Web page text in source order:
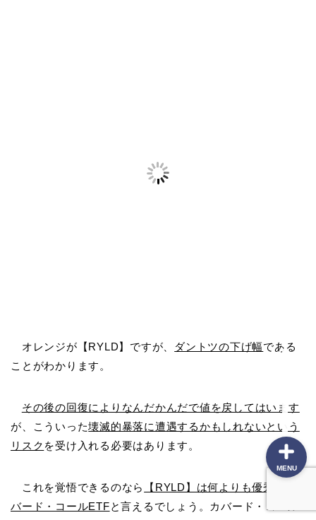
オレンジが【RYLD】ですが、 ダントツの下げ幅である
ことがわかります。
その後の回復によりなんだかんだで値を戻してはいます
が、こういった壊滅的暴落に遭遇するかもしれないという
リスク を受け入れる必要はあります。
これを覚悟できるのなら
【RYLD】は何よりも優秀なカ
バード・コールETFと言えるでしょう。カバード・コール
MENU